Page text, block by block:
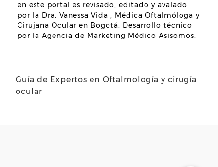
en este portal es revisado, editado y avalado
por la Dra. Vanessa Vidal, Médica Oftalmóloga y
Cirujana Ocular en Bogotá. Desarrollo técnico
por la Agencia de Marketing Médico Asisomos.
Guía de Expertos en Oftalmología y cirugía
ocular